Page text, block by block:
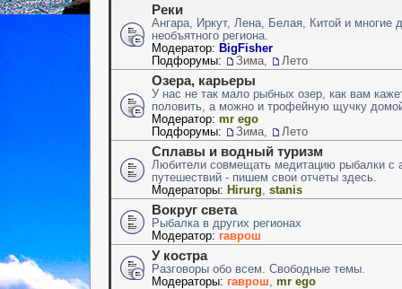
Реки
Ангара, Иркут, Лена, Белая, Китой и многие
необъятного региона.
Модератор: BigFisher
Подфорумы:
Зима Лето
Озера, карьеры
У нас не так мало рыбных озер, как вам
половить, а можно и трофейную щучку
Модератор: mr ego
Подфорумы:
Зима Лето
Сплавы и водный туризм
Любители совмещать медитацию рыбалки с
путешествий - пишем свои отчеты здесь.
Модераторы: Hirurg stanis
Вокруг света
Рыбалка в других регионах
Модератор: гаврош
У костра
Разговоры обо всем. Свободные темы.
Модераторы: гаврош mr ego